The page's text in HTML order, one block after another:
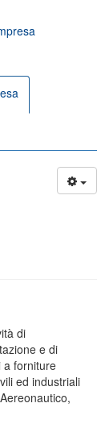
di
e di
a forniture
ed industriali